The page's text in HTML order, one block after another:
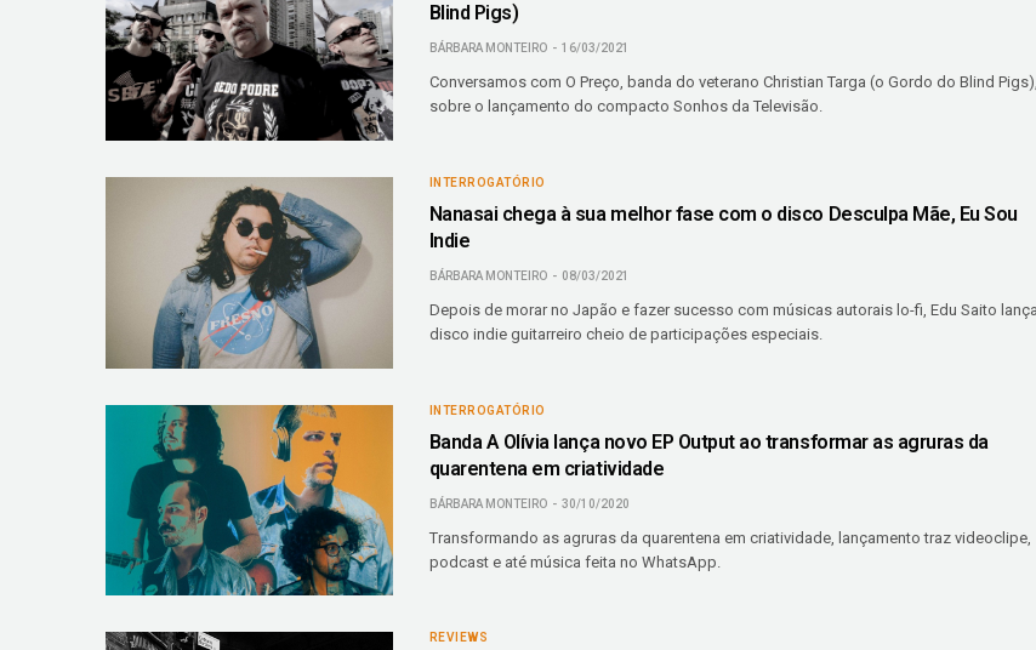
Blind Pigs)
BÁRBARA MONTEIRO 16/03/2021
Conversamos com O Preço, banda do veterano Christian Targa (o Gordo do Blind Pigs),
sobre o lançamento do compacto Sonhos da Televisão.
INTERROGATÓRIO
Nanasai chega à sua melhor fase com o disco Desculpa Mãe, Eu Sou
Indie
BÁRBARA MONTEIRO 08/03/2021
Depois de morar no Japão e fazer sucesso com músicas autorais lo-fi, Edu Saito lança
disco indie guitarreiro cheio de participações especiais.
INTERROGATÓRIO
Banda A Olívia lança novo EP Output ao transformar as agruras da
quarentena em criatividade
BÁRBARA MONTEIRO 30/10/2020
Transformando as agruras da quarentena em criatividade, lançamento traz videoclipe,
podcast e até música feita no WhatsApp.
REVIEWS